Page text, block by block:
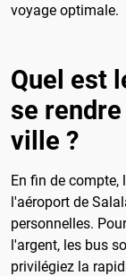
voyage optimale.
Quel est
se
ville ?
En fin de compte,
l'aéroport de
personnelles.
l'argent, les bus
privilégiez la